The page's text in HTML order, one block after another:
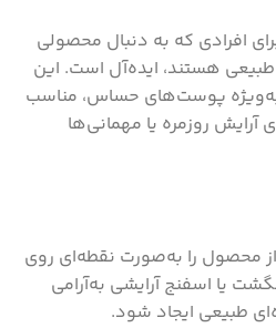
افرادی که به دنبال محصولی
طبیعی هستند، ایده‌آل است. این
پوست‌های حساس، مناسب
آرایش روزمره یا مهمانی‌ها
محصول را به‌صورت نقطه‌ای روی
یا اسفنج آرایشی به‌آرامی